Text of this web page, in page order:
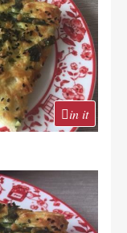
in it